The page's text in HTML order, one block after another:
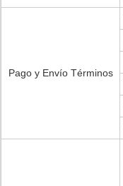
Pago y Envío Términos